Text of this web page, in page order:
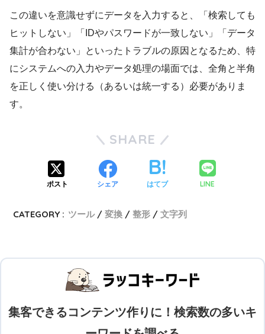
この違いを意識せずにデータを入力すると、「検索しても
ヒットしない」「IDやパスワードが一致しない」「データ
集計が合わない」といったトラブルの原因となるため、特
にシステムへの入力やデータ処理の場面では、全角と半角
を正しく使い分ける（あるいは統一する）必要がありま
す。
SHARE
ポスト シェア はてブ LINE
CATEGORY : ツール 変換 整形 文字列
集客できるコンテンツ作りに！検索数の多いキ